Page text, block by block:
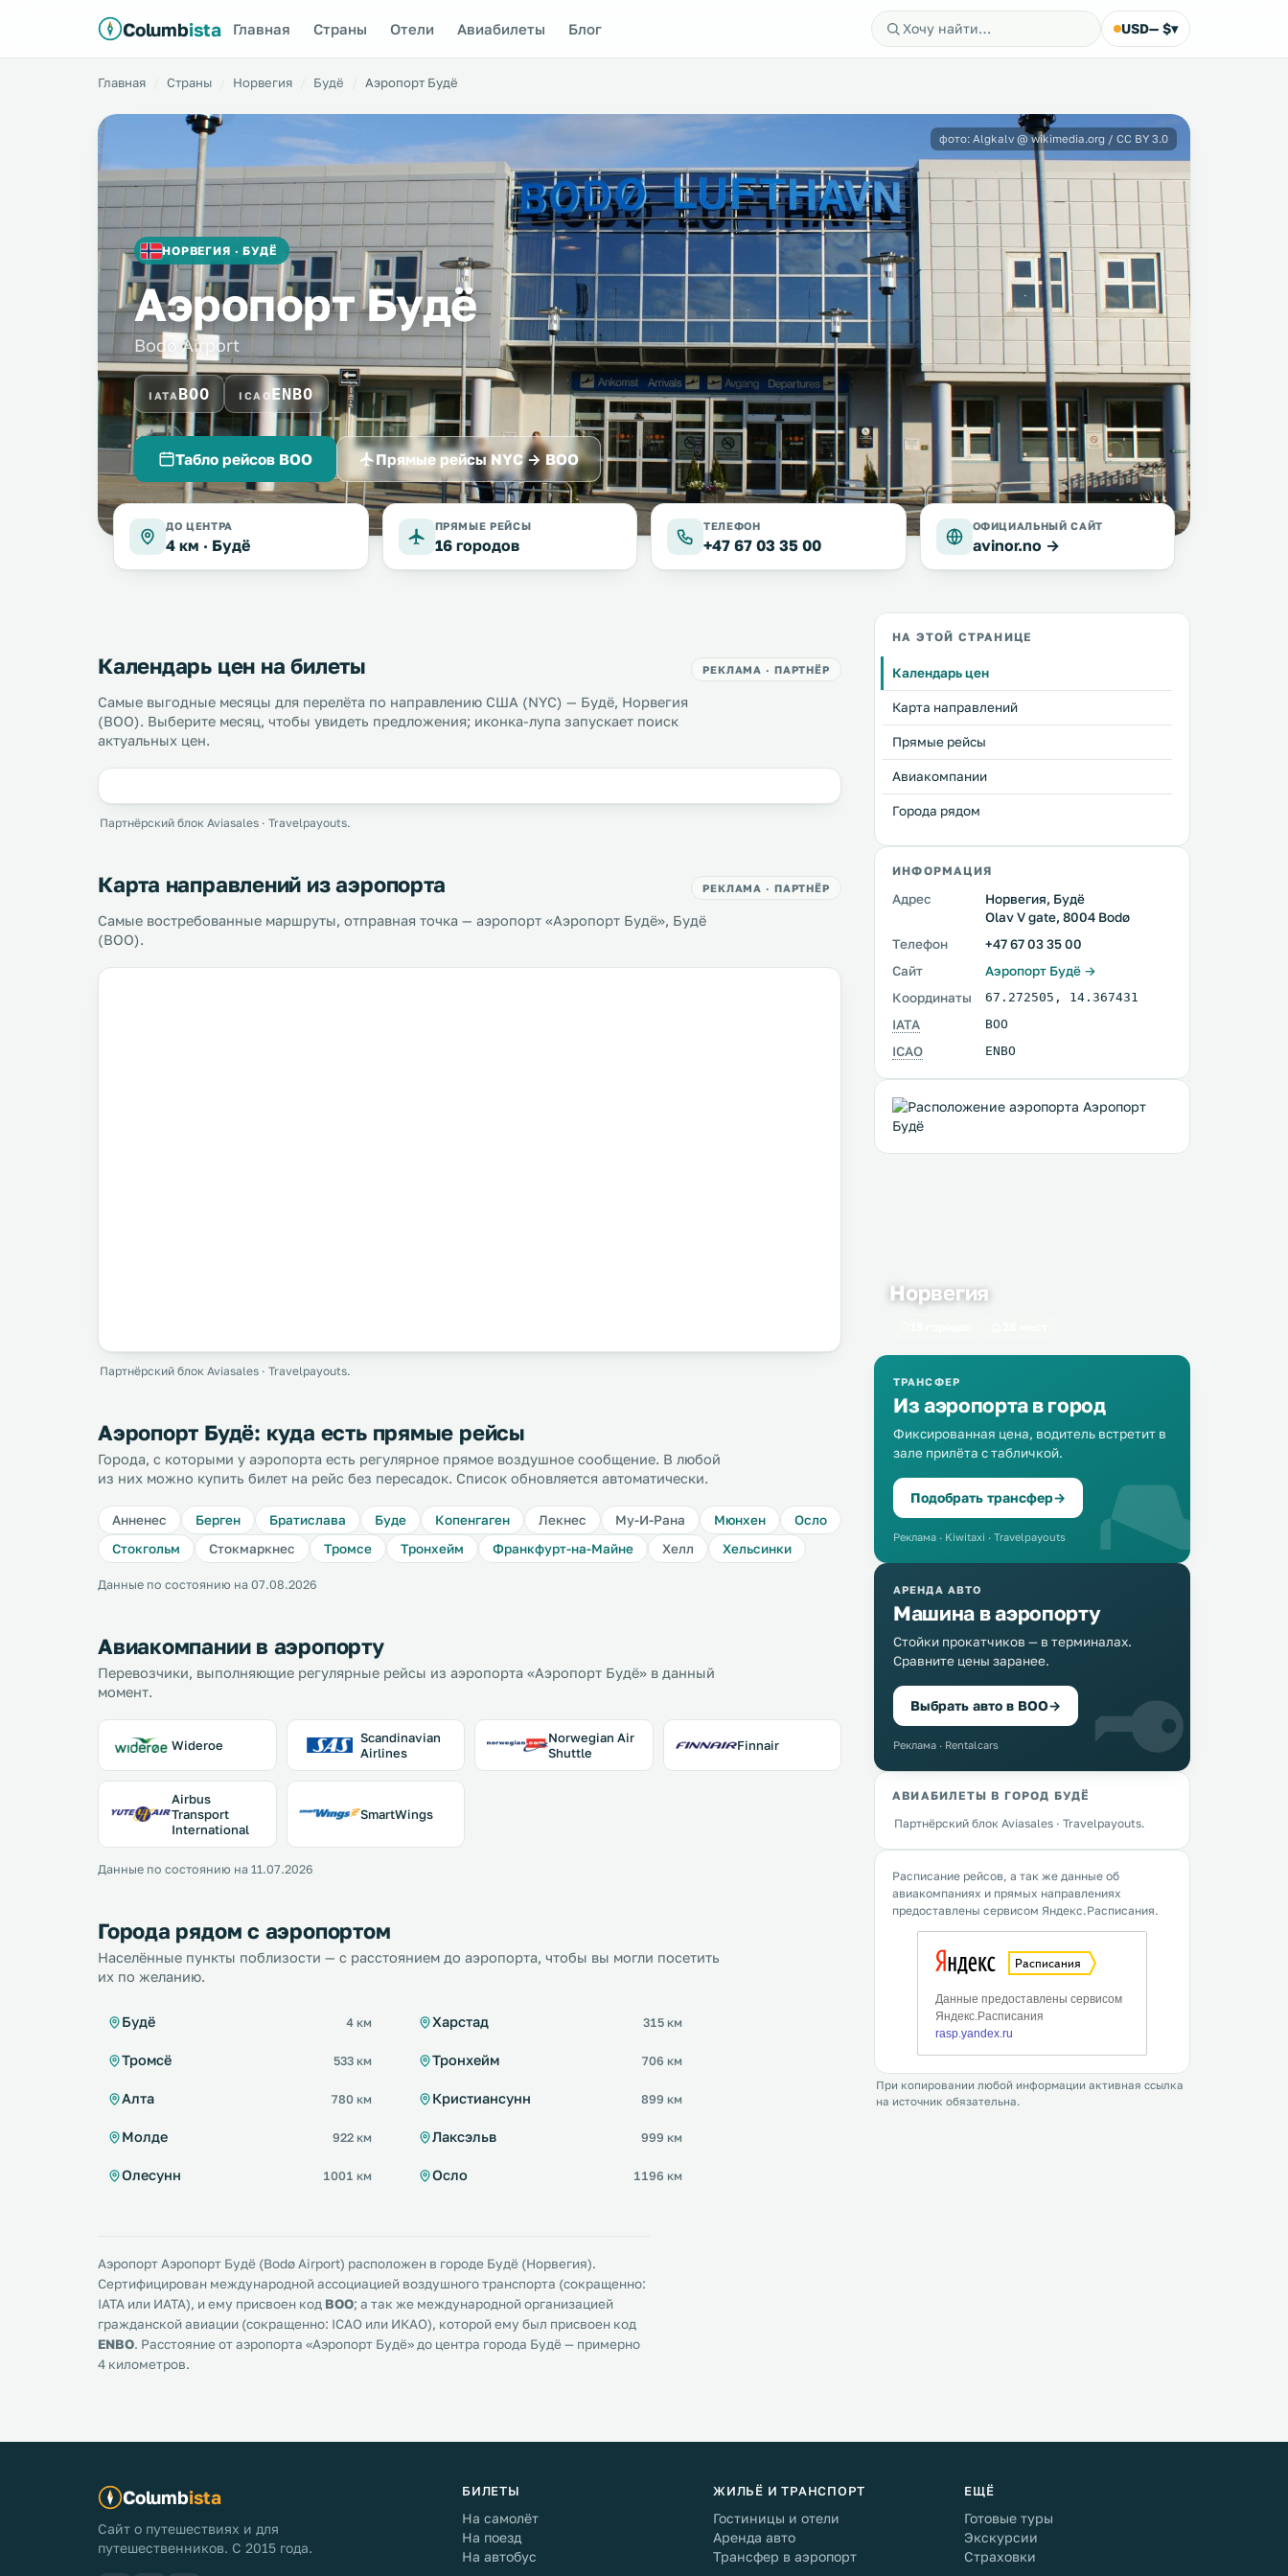
Columbista Главная Страны Отели Авиабилеты Блог USD— $▾
Главная Страны Норвегия Будё Аэропорт Будё
НОРВЕГИЯ · БУДЁ
Аэропорт Будё
Bodø Airport
IATA BOO ICAOENBO
Табло рейсов BOO Прямые рейсы NYC → BOO
фото: Algkalv @ wikimedia.org / CC BY 3.0
ДО ЦЕНТРА
4 км · Будё
ПРЯМЫЕ РЕЙСЫ
16 городов
ТЕЛЕФОН
+47 67 03 35 00
ОФИЦИАЛЬНЫЙ САЙТ
avinor.no →
Календарь цен на билеты РЕКЛАМА · ПАРТНЁР
Самые выгодные месяцы для перелёта по направлению США (NYC) — Будё, Норвегия
(BOO). Выберите месяц, чтобы увидеть предложения; иконка-лупа запускает поиск
актуальных цен.
Партнёрский блок Aviasales · Travelpayouts.
Карта направлений из аэропорта РЕКЛАМА · ПАРТНЁР
Самые востребованные маршруты, отправная точка — аэропорт «Аэропорт Будё», Будё
(BOO).
Партнёрский блок Aviasales · Travelpayouts.
Аэропорт Будё: куда есть прямые рейсы
Города, с которыми у аэропорта есть регулярное прямое воздушное сообщение. В любой
из них можно купить билет на рейс без пересадок. Список обновляется автоматически.
Анненес Берген Братислава Буде Копенгаген Лекнес Му-И-Рана Мюнхен
Осло
Стокгольм
Стокмаркнес Тромсе Тронхейм Франкфурт-на-Майне Хелл Хельсинки
Данные по состоянию на 07.08.2026
Авиакомпании в аэропорту
Перевозчики, выполняющие регулярные рейсы из аэропорта «Аэропорт Будё» в данный
момент.
Wideroe
Scandinavian
Airlines
Norwegian Air
Shuttle
Finnair
Airbus
Transport
International
SmartWings
Данные по состоянию на 11.07.2026
Города рядом с аэропортом
Населённые пункты поблизости — с расстоянием до аэропорта, чтобы вы могли посетить
их по желанию.
Будё 4 км Харстад 315 км
Тромсё 533 км Тронхейм 706 км
Алта 780 км Кристиансунн 899 км
Молде 922 км Лаксэльв 999 км
Олесунн 1001 км Осло 1196 км
Аэропорт Аэропорт Будё (Bodø Airport) расположен в городе Будё (Норвегия).
Сертифицирован международной ассоциацией воздушного транспорта (сокращенно:
IATA или ИАТА), и ему присвоен код BOO; а так же международной организацией
гражданской авиации (сокращенно: ICAO или ИКАО), которой ему был присвоен код
ENBO. Расстояние от аэропорта «Аэропорт Будё» до центра города Будё — примерно
4 километров.
НА ЭТОЙ СТРАНИЦЕ
Календарь цен
Карта направлений
Прямые рейсы
Авиакомпании
Города рядом
ИНФОРМАЦИЯ
Адрес
Норвегия, Будё
Olav V gate, 8004 Bodø
Телефон
+47 67 03 35 00
Сайт
Аэропорт Будё →
Координаты
67.272505 , 14.367431
IATA BOO
ICAO ENBO
Норвегия
ТРАНСФЕР
Из аэропорта в город
Фиксированная цена, водитель встретит в
зале прилёта с табличкой.
Подобрать трансфер→
Реклама · Kiwitaxi · Travelpayouts
АРЕНДА АВТО
Машина в аэропорту
Стойки прокатчиков — в терминалах.
Сравните цены заранее.
Выбрать авто в BOO→
Реклама · Rentalcars
АВИАБИЛЕТЫ В ГОРОД БУДЁ
Партнёрский блок Aviasales · Travelpayouts.
Расписание рейсов, а так же данные об
авиакомпаниях и прямых направлениях
предоставлены сервисом Яндекс.Расписания.
При копировании любой информации активная ссылка
на источник обязательна.
Columbista
Сайт о путешествиях и для
путешественников. С 2015 года.
БИЛЕТЫ
На самолёт
На поезд
На автобус
ЖИЛЬЁ И ТРАНСПОРТ
Гостиницы и отели
Аренда авто
Трансфер в аэропорт
ЕЩЁ
Готовые туры
Экскурсии
Страховки